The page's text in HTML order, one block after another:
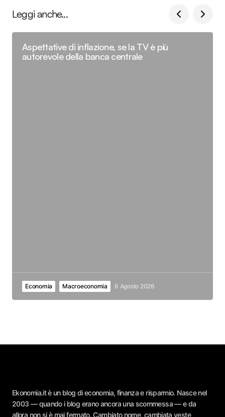
Leggi anche...
Aspettative di inflazione, se la TV è più
autorevole della banca centrale
Economia Macroeconomia 6 Agosto 2026
Ekonomia.it è un blog di economia, finanza e risparmio. Nasce nel
2003 — quando i blog erano ancora una scommessa — e da
allora non si è mai fermato. Cambiato nome, cambiata veste